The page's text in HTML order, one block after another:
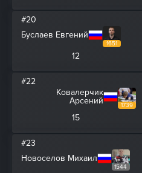
#20
Буслаев Евгений
1651
12
#22
Ковалерчик
Арсений
1739
15
#23
Новоселов Михаил
1544